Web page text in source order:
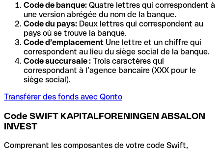
Code de banque: Quatre lettres qui correspondent à
une version abrégée du nom de la banque.
Code du pays: Deux lettres qui correspondent au
pays où se trouve la banque.
Code d’emplacement Une lettre et un chiffre qui
correspondent au lieu du siège social de la banque.
Code succursale : Trois caractères qui
correspondant à l’agence bancaire (XXX pour le
siège social).
Transférer des fonds avec Qonto
Code SWIFT KAPITALFORENINGEN ABSALON
INVEST
Comprenant les composantes de votre code Swift,